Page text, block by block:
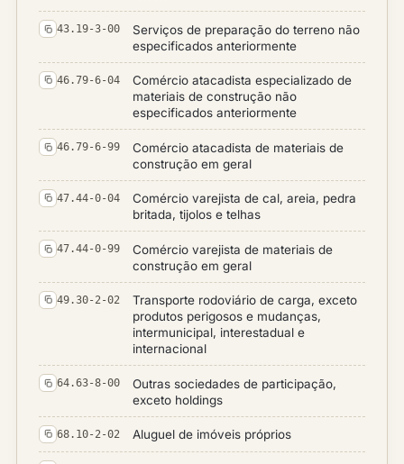
43.19-3-00
Serviços de preparação do terreno não
especificados anteriormente
46.79-6-04
Comércio atacadista especializado de
materiais de construção não
especificados anteriormente
46.79-6-99
Comércio atacadista de materiais de
construção em geral
47.44-0-04
Comércio varejista de cal, areia, pedra
britada, tijolos e telhas
47.44-0-99
Comércio varejista de materiais de
construção em geral
49.30-2-02
Transporte rodoviário de carga, exceto
produtos perigosos e mudanças,
intermunicipal, interestadual e
internacional
64.63-8-00
Outras sociedades de participação,
exceto holdings
68.10-2-02 Aluguel de imóveis próprios